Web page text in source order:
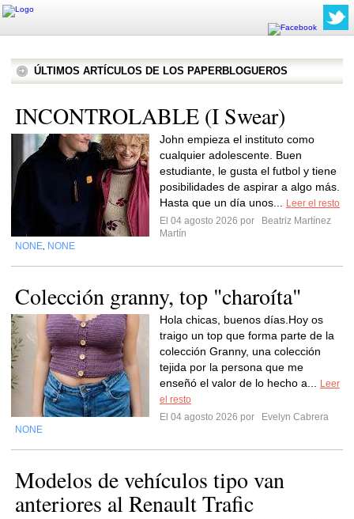
ÚLTIMOS ARTÍCULOS DE LOS PAPERBLOGUEROS
INCONTROLABLE (I Swear)
John empieza el instituto como
cualquier adolescente. Buen
estudiante, le gusta el futbol y tiene
posibilidades de aspirar a algo más.
Hasta que un día unos...
Leer el resto
El 04 agosto 2026 por
Beatriz Martínez
Martín
NONE NONE
Colección granny, top "charoíta"
Hola chicas, buenos días.Hoy os
traigo un top que forma parte de la
colección Granny, una colección
tejida por la persona que me
enseñó el valor de lo hecho a...
Leer
el resto
El 04 agosto 2026 por
Evelyn Cabrera
NONE
Modelos de vehículos tipo van
anteriores al Renault Trafic